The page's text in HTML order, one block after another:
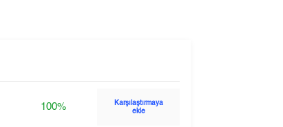
100%
Karşılaştırmaya
ekle